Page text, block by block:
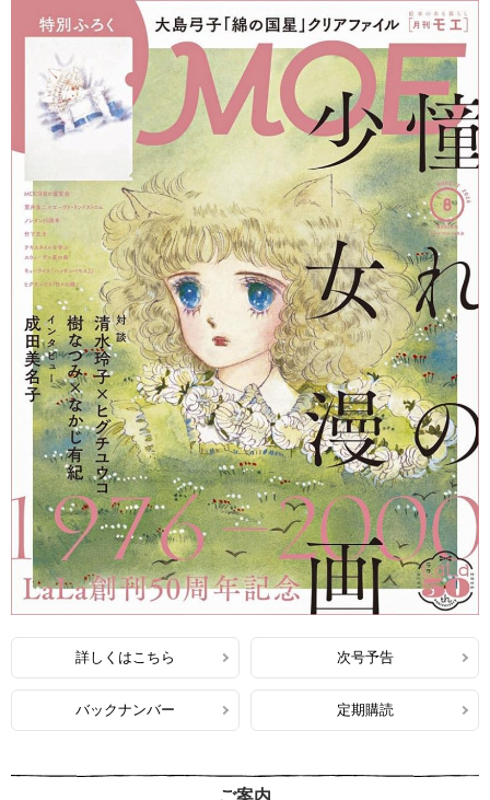
詳しくはこちら 次号予告
バックナンバー 定期購読
ご案内